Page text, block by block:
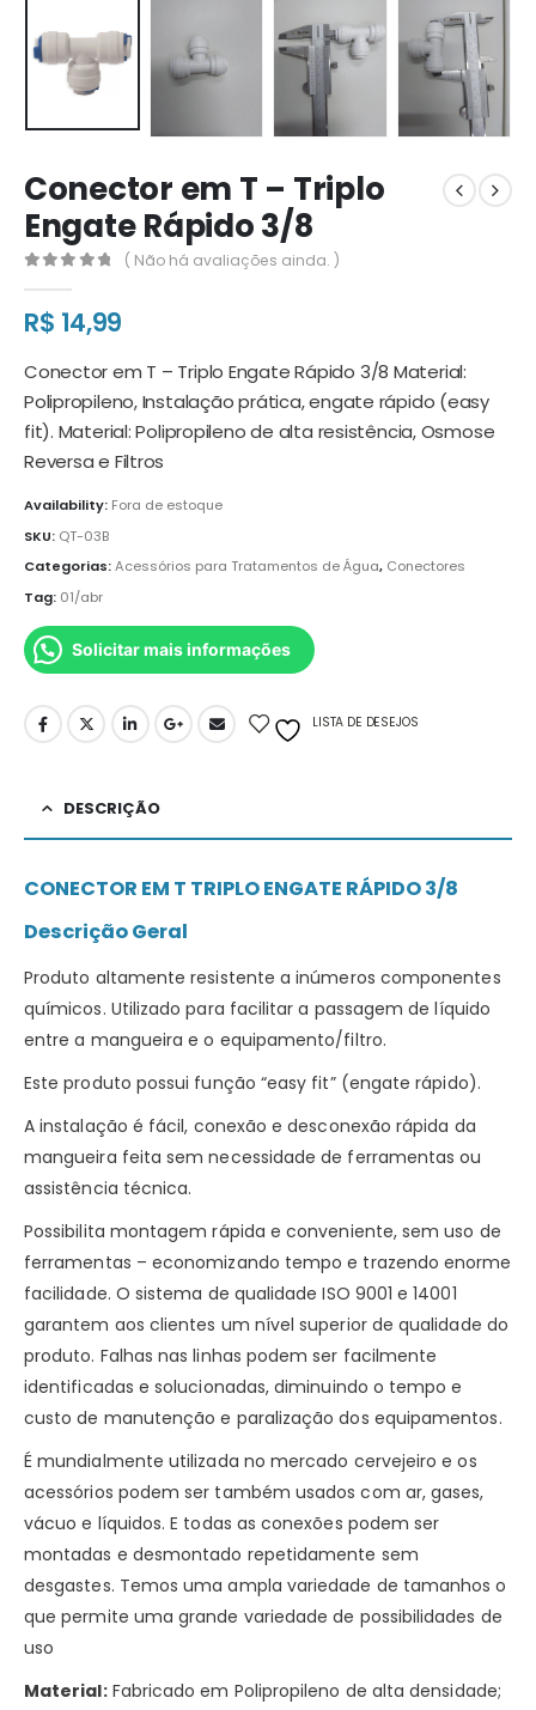
Conector em T – Triplo
Engate Rápido 3/8
( Não há avaliações ainda. )
R$ 14,99
Conector em T – Triplo Engate Rápido 3/8 Material:
Polipropileno, Instalação prática, engate rápido (easy
fit). Material: Polipropileno de alta resistência, Osmose
Reversa e Filtros
Availability: Fora de estoque
SKU: QT-03B
Categorias:Acessórios para Tratamentos de Água, Conectores
Tag: 01/abr
Solicitar mais informações
LISTA DE DESEJOS
DESCRIÇÃO
CONECTOR EM T TRIPLO ENGATE RÁPIDO 3/8
Descrição Geral
Produto altamente resistente a inúmeros componentes
químicos. Utilizado para facilitar a passagem de líquido
entre a mangueira e o equipamento/filtro.
Este produto possui função “easy fit” (engate rápido).
A instalação é fácil, conexão e desconexão rápida da
mangueira feita sem necessidade de ferramentas ou
assistência técnica.
Possibilita montagem rápida e conveniente, sem uso de
ferramentas – economizando tempo e trazendo enorme
facilidade. O sistema de qualidade ISO 9001 e 14001
garantem aos clientes um nível superior de qualidade do
produto. Falhas nas linhas podem ser facilmente
identificadas e solucionadas, diminuindo o tempo e
custo de manutenção e paralização dos equipamentos.
É mundialmente utilizada no mercado cervejeiro e os
acessórios podem ser também usados com ar, gases,
vácuo e líquidos. E todas as conexões podem ser
montadas e desmontado repetidamente sem
desgastes. Temos uma ampla variedade de tamanhos o
que permite uma grande variedade de possibilidades de
uso
Material:Fabricado em Polipropileno de alta densidade;